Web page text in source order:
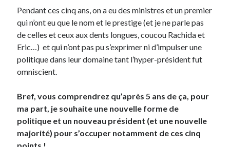
Pendant ces cinq ans, on a eu des ministres et un premier
qui n’ont eu que le nom et le prestige (et je ne parle pas
de celles et ceux aux dents longues, coucou Rachida et
Eric…) et qui n’ont pas pu s’exprimer ni d’impulser une
politique dans leur domaine tant l’hyper-président fut
omniscient.
Bref, vous comprendrez qu’après 5 ans de ça, pour
ma part, je souhaite une nouvelle forme de
politique et un nouveau président (et une nouvelle
majorité) pour s’occuper notamment de ces cinq